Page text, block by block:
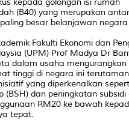
(B40) yang merupakan
besar belanjawan negara
Fakulti Ekonomi dan
(UPM) Prof Madya Dr
dalam usaha mengurangkan
tinggi di negara ini
yang diperkenalkan
(BSH) dan peningkatan subsidi
RM20 ke bawah
tepat.